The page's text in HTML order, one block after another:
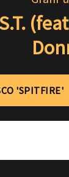
'SPITFIRE'